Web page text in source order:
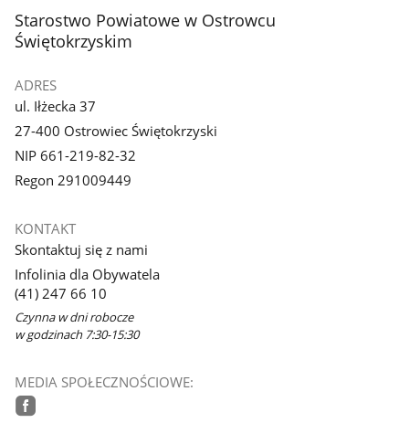
stopka
Starostwo Powiatowe w Ostrowcu
Świętokrzyskim
ADRES
ul. Iłżecka 37
27-400 Ostrowiec Świętokrzyski
NIP 661-219-82-32
Regon 291009449
KONTAKT
Skontaktuj się z nami
Infolinia dla Obywatela
(41) 247 66 10
Czynna w dni robocze
w godzinach 7:30-15:30
MEDIA SPOŁECZNOŚCIOWE: